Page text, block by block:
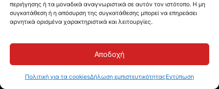
περιήγησης ή τα μοναδικά αναγνωριστικά σε αυτόν τον ιστότοπο. Η μη
συγκατάθεση ή η απόσυρση της συγκατάθεσης μπορεί να επηρεάσει
αρνητικά ορισμένα χαρακτηριστικά και λειτουργίες.
Αποδοχή
Πολιτική για τα cookiesΔήλωση εμπιστευτικότηταςΕντύπωση